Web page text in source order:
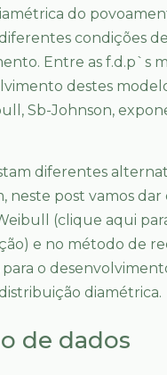
do
condições de
Entre as f.d.p`s
destes
Sb-Johnson,
diferentes
neste post vamos dar
(clique aqui
e no método de
o
diamétrica.
de dados